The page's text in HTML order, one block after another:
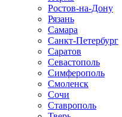
Ростов-на-Дону
Рязань
Самара
Санкт-Петербург
Саратов
Севастополь
Симферополь
Смоленск
Сочи
Ставрополь